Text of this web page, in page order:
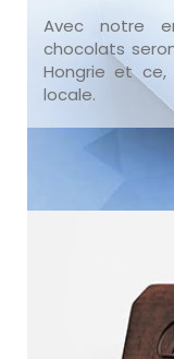
Avec notre
chocolats
Hongrie et
locale.